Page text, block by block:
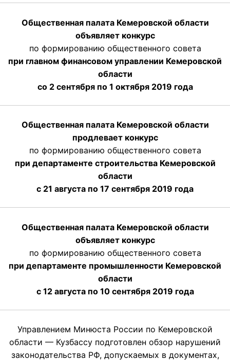
Общественная палата Кемеровской области
объявляет конкурс
по формированию общественного совета
при главном финансовом управлении Кемеровской
области
со 2 сентября по 1 октября 2019 года
Общественная палата Кемеровской области
продлевает конкурс
по формированию общественного совета
при департаменте строительства Кемеровской
области
с 21 августа по 17 сентября 2019 года
Общественная палата Кемеровской области
объявляет конкурс
по формированию общественного совета
при департаменте промышленности Кемеровской
области
с 12 августа по 10 сентября 2019 года
Управлением Минюста России по Кемеровской
области — Кузбассу подготовлен обзор нарушений
законодательства РФ, допускаемых в документах,